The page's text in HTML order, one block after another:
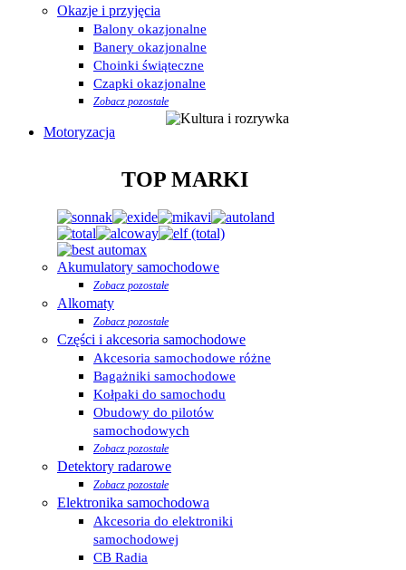
Okazje i przyjęcia
Balony okazjonalne
Banery okazjonalne
Choinki świąteczne
Czapki okazjonalne
Zobacz pozostałe
Motoryzacja
TOP MARKI
Akumulatory samochodowe
Zobacz pozostałe
Alkomaty
Zobacz pozostałe
Części i akcesoria samochodowe
Akcesoria samochodowe różne
Bagażniki samochodowe
Kołpaki do samochodu
Obudowy do pilotów
samochodowych
Zobacz pozostałe
Detektory radarowe
Zobacz pozostałe
Elektronika samochodowa
Akcesoria do elektroniki
samochodowej
CB Radia